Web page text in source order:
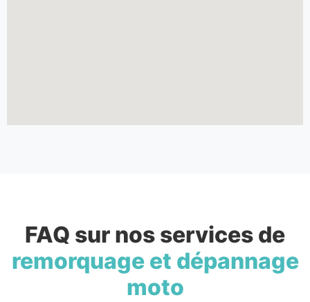
FAQ sur nos services de
remorquage et dépannage
moto